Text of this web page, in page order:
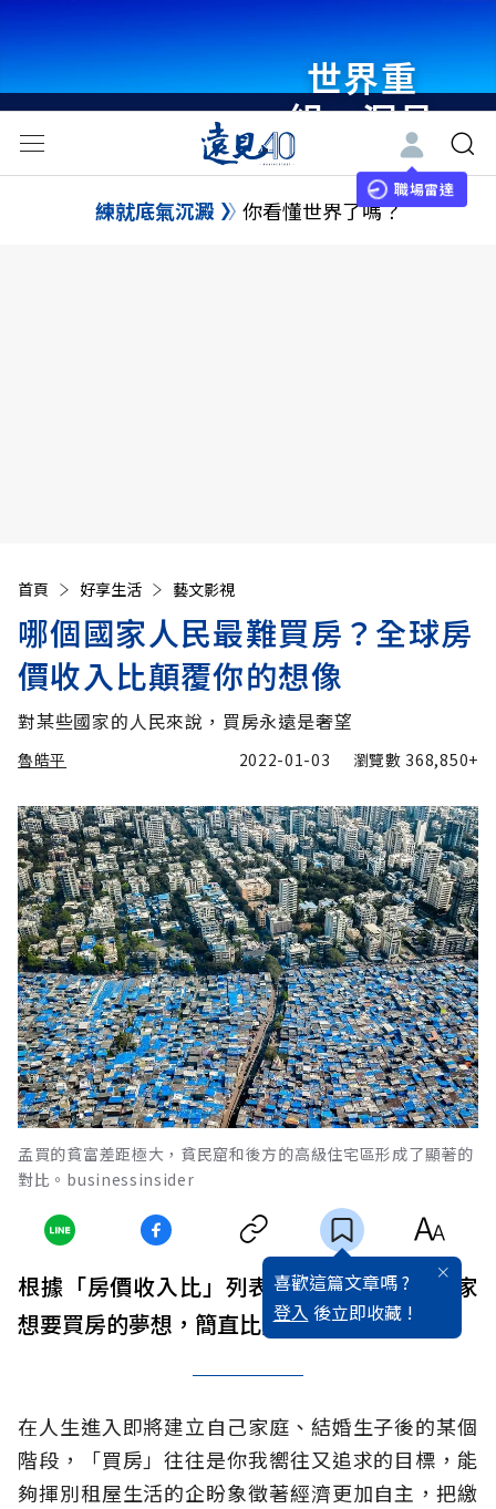
世界重
組・洞見
未來 與
世界領袖
職場雷達
練就底氣沉澱 你看懂世界了嗎？
首頁 好享生活 藝文影視
哪個國家人民最難買房？全球房
價收入比顛覆你的想像
對某些國家的人民來說，買房永遠是奢望
魯皓平 2022-01-03 瀏覽數 368,850+
孟買的貧富差距極大，貧民窟和後方的高級住宅區形成了顯著的
對比。businessinsider
喜歡這篇文章嗎 ?
登入 後立即收藏 !
根據「房價收入比」列表，更能發現某些國家
想要買房的夢想，簡直比登天還難。
在人生進入即將建立自己家庭、結婚生子後的某個
階段，「買房」往往是你我嚮往又追求的目標，能
夠揮別租屋生活的企盼象徵著經濟更加自主，把繳